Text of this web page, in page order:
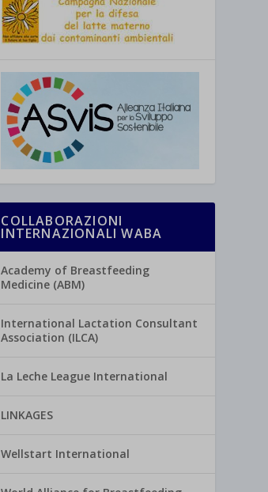
COLLABORAZIONI
INTERNAZIONALI WABA
Academy of Breastfeeding
Medicine (ABM)
International Lactation Consultant
Association (ILCA)
La Leche League International
LINKAGES
Wellstart International